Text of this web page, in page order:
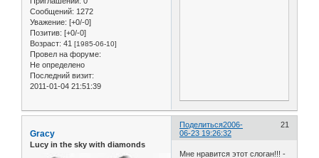
Сообщений: 1272
Уважение: [+0/-0]
Позитив: [+0/-0]
Возраст: 41 [1985-06-10]
Провел на форуме:
Не определено
Последний визит:
2011-01-04 21:51:39
Поделиться 21
2006-
06-23 19:26:32
Gracy
Lucy in the sky with diamonds
Мне нравится этот слоган!!! -